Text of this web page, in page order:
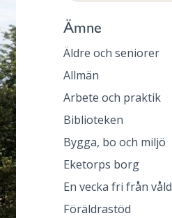
Ämne
Äldre och seniorer
Allmän
Arbete och praktik
Biblioteken
Bygga, bo och miljö
Eketorps borg
En vecka fri från våld
Föräldrastöd